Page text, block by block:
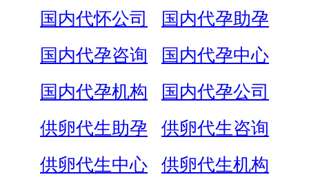
国内代怀公司
国内代孕助孕
国内代孕咨询
国内代孕中心
国内代孕机构
国内代孕公司
供卵代生助孕
供卵代生咨询
供卵代生中心
供卵代生机构